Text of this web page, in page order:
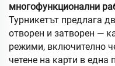
многофункционални
Турникетът предлага
отворен и затворен —
режими, включително
четене на карти в една